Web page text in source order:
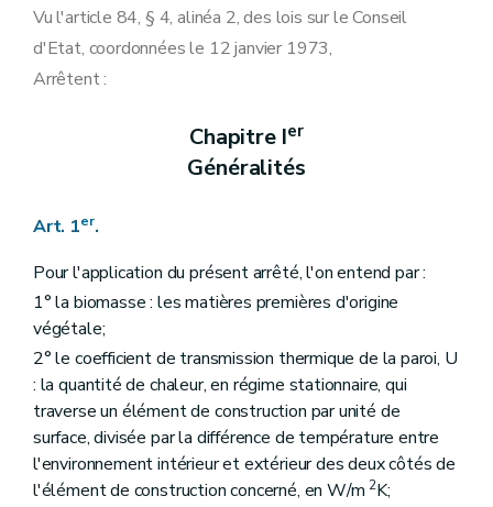
Vu l'article 84, § 4, alinéa 2, des lois sur le Conseil
d'Etat, coordonnées le 12 janvier 1973,
Arrêtent :
Chapitre Ier
Généralités
Art. 1er.
Pour l'application du présent arrêté, l'on entend par :
1° la biomasse : les matières premières d'origine
végétale;
2° le coefficient de transmission thermique de la paroi, U
: la quantité de chaleur, en régime stationnaire, qui
traverse un élément de construction par unité de
surface, divisée par la différence de température entre
l'environnement intérieur et extérieur des deux côtés de
l'élément de construction concerné, en W/m 2K;